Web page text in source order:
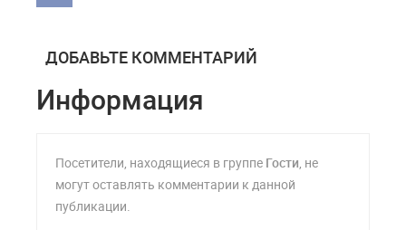
ДОБАВЬТЕ КОММЕНТАРИЙ
Информация
Посетители, находящиеся в группе Гости, не
могут оставлять комментарии к данной
публикации.